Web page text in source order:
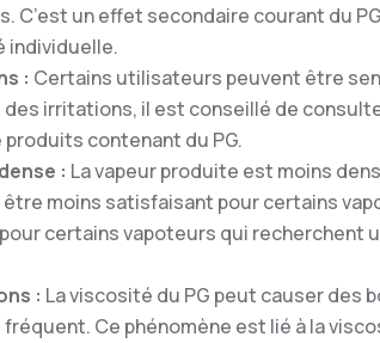
C’est un effet secondaire courant du
individuelle.
: Certains utilisateurs peuvent être
irritations, il est conseillé de
contenant du PG.
: La vapeur produite est moins
être moins satisfaisant pour certains
certains vapoteurs qui recherchent
: La viscosité du PG peut causer des
Ce phénomène est lié à la